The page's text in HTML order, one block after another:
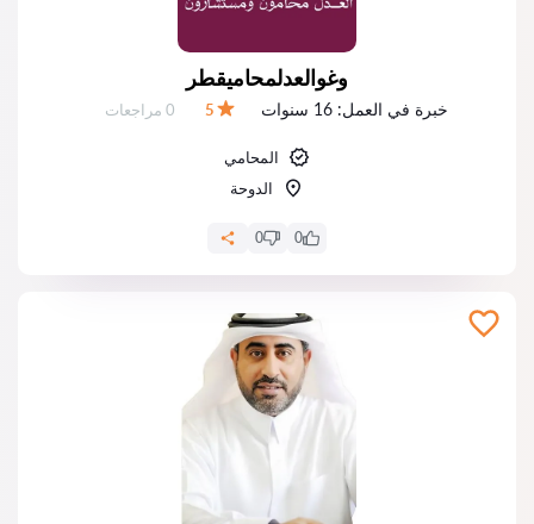
وغوالعدلمحاميقطر
خبرة في العمل: 16 سنوات 5 عدد المراجعات:
0 مراجعات
المحامي
الدوحة
0
0